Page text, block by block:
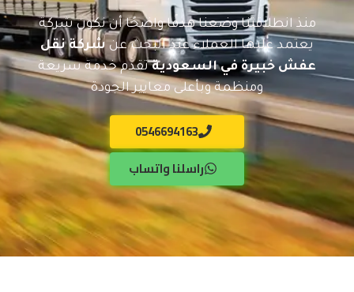
منذ انطلاقتنا وضعنا هدفًا واضحًا أن نكون شركة
يعتمد عليها العملاء عند البحث عن شركة نقل
عفش خبيرة في السعوديةتقدم خدمة سريعة
ومنظمة وبأعلى معايير الجودة
0546694163
راسلنا واتساب